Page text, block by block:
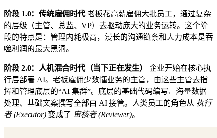
阶段 1.0：传统雇佣时代老板花高薪雇佣大批员工，通过复杂
的层级（主管、总监、VP）去驱动庞大的业务运转。这个阶
段的特点是：管理内耗极高，漫长的沟通链条和人力成本是吞
噬利润的最大黑洞。
阶段 2.0：人机混合时代（当下正在发生）
企业开始在核心执
行层部署 AI。老板雇佣少数懂业务的主管，由这些主管去指
挥和管理底层的“AI 集群”。底层的基础代码编写、海量数据
处理、基础文案撰写全部由 AI 接管。人类员工的角色从 执行
者 (Executor) 变成了 审核者 (Reviewer)。